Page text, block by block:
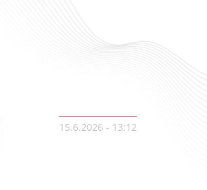
15.6.2026 - 13:12